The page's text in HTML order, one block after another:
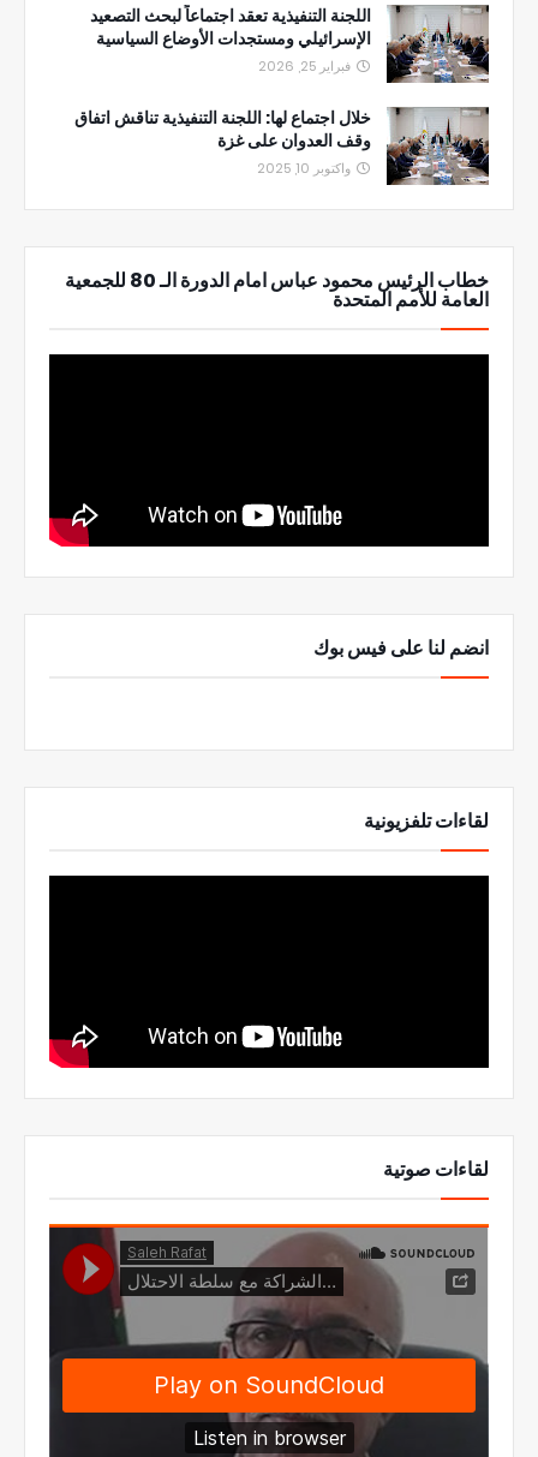
اللجنة التنفيذية تعقد اجتماعاً لبحث التصعيد
الإسرائيلي ومستجدات الأوضاع السياسية
فبراير 25, 2026
خلال اجتماع لها: اللجنة التنفيذية تناقش اتفاق
وقف العدوان على غزة
واكتوبر 10, 2025
خطاب الرئيس محمود عباس امام الدورة الـ 80 للجمعية
العامة للأمم المتحدة
انضم لنا على فيس بوك
لقاءات تلفزيونية
لقاءات صوتية